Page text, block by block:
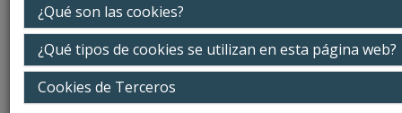
¿Qué son las cookies?
¿Qué tipos de cookies se utilizan en esta página web?
Cookies de Terceros
La sede
iEvents
Secretaría Técnica